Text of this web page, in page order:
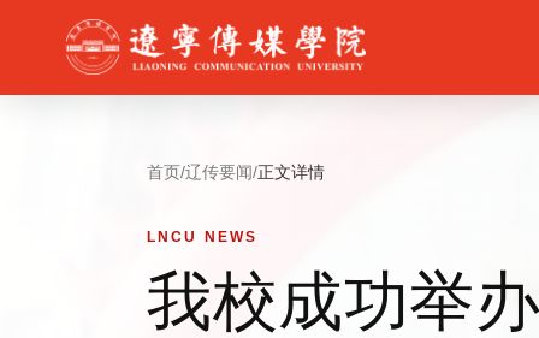
首页/辽传要闻/正文详情
LNCU NEWS
我校成功举